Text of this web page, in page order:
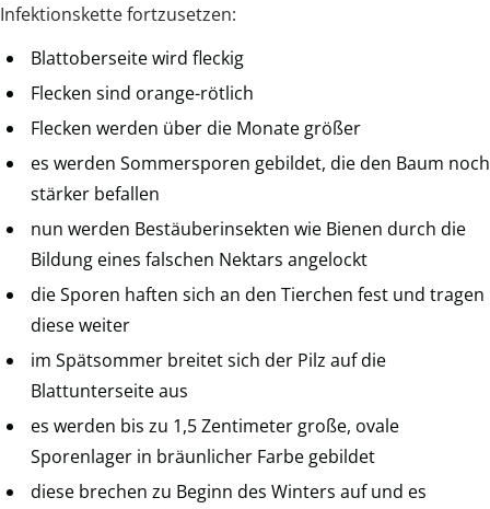
Infektionskette fortzusetzen:
Blattoberseite wird fleckig
Flecken sind orange-rötlich
Flecken werden über die Monate größer
es werden Sommersporen gebildet, die den Baum noch
stärker befallen
nun werden Bestäuberinsekten wie Bienen durch die
Bildung eines falschen Nektars angelockt
die Sporen haften sich an den Tierchen fest und tragen
diese weiter
im Spätsommer breitet sich der Pilz auf die
Blattunterseite aus
es werden bis zu 1,5 Zentimeter große, ovale
Sporenlager in bräunlicher Farbe gebildet
diese brechen zu Beginn des Winters auf und es